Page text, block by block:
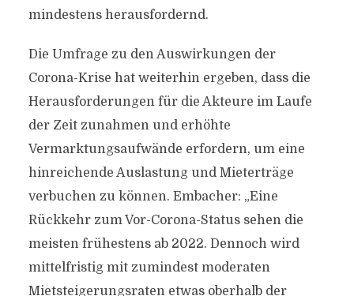
mindestens herausfordernd.
Die Umfrage zu den Auswirkungen der
Corona-Krise hat weiterhin ergeben, dass die
Herausforderungen für die Akteure im Laufe
der Zeit zunahmen und erhöhte
Vermarktungsaufwände erfordern, um eine
hinreichende Auslastung und Mieterträge
verbuchen zu können. Embacher: „Eine
Rückkehr zum Vor-Corona-Status sehen die
meisten frühestens ab 2022. Dennoch wird
mittelfristig mit zumindest moderaten
Mietsteigerungsraten etwas oberhalb der